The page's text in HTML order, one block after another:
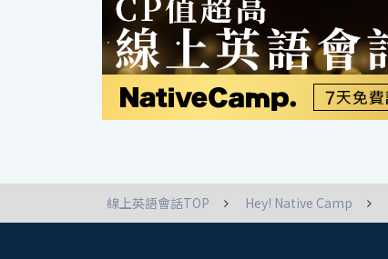
線上英語會話TOP Hey! Native Camp